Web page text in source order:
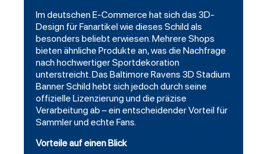
Im deutschen E-Commerce hat sich das 3D-
Design für Fanartikel wie dieses Schild als
besonders beliebt erwiesen. Mehrere Shops
bieten ähnliche Produkte an, was die Nachfrage
nach hochwertiger Sportdekoration
unterstreicht. Das Baltimore Ravens 3D Stadium
Banner Schild hebt sich jedoch durch seine
offizielle Lizenzierung und die präzise
Verarbeitung ab – ein entscheidender Vorteil für
Sammler und echte Fans.
Vorteile auf einen Blick